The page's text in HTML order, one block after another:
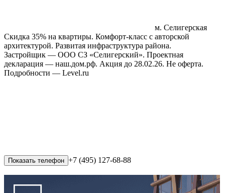
м. Селигерская
Скидка 35% на квартиры. Комфорт‑класс с авторской
архитектурой. Развитая инфраструктура района.
Застройщик — ООО СЗ «Селигерский». Проектная
декларация — наш.дом.рф. Акция до 28.02.26. Не оферта.
Подробности — Level.ru
Показать телефон +7 (495) 127-68-88